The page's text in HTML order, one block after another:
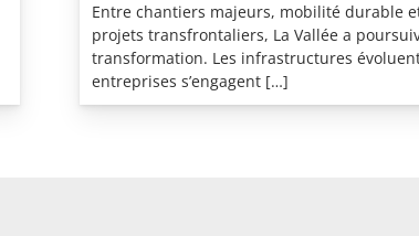
Entre chantiers majeurs, mobilité durable
projets transfrontaliers, La Vallée a
transformation. Les infrastructures
entreprises s’engagent […]